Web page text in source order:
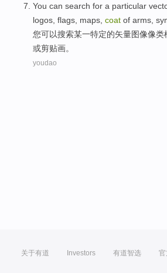
You can search for a particular
logos flags maps coat of arms
您可以搜索某一特定的矢量图像像类
或剪贴画。
youdao
关于有道 Investors 有道智选 官